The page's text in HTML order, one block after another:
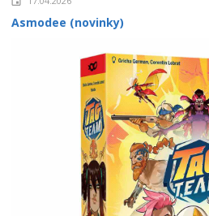
Asmodee (novinky)